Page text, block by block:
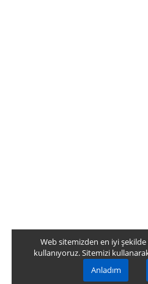
Web sitemizden en iyi
kullanıyoruz. Sitemizi
Anladım